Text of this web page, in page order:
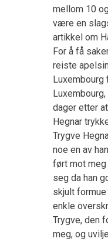
mellom 10
være en
artikkel om
For å få
reiste
Luxembourg
dager etter
Hegnar
Trygve
noe en av
ført mot meg
seg da han
skjult
enkle
Trygve, den
meg, og